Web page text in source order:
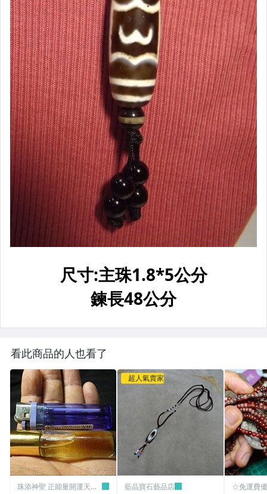
看此商品的人也看了
珠添神聖 正能量開運天珠
超人氣賣家
藍晶寶石藝品店 ☆免運費